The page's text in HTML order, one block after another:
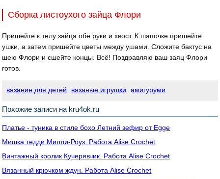
Сборка листоухого зайца Флори
Пришейте к телу зайца обе руки и хвост. К шапочке пришейте
ушки, а затем пришейте цветы между ушами. Сложите бактус на
шею Флори и сшейте концы. Всё! Поздравляю ваш заяц Флори
готов.
вязание для детей вязаные игрушки амигуруми
Похожие записи на kru4ok.ru
Платье - туника в стиле бохо Летний зефир от Egge
Мишка тедди Милли-Роуз. Работа Alise Crochet
Винтажный кролик Кучерявчик. Работа Alise Crochet
Вязанный крючком ждун. Работа Alise Crochet